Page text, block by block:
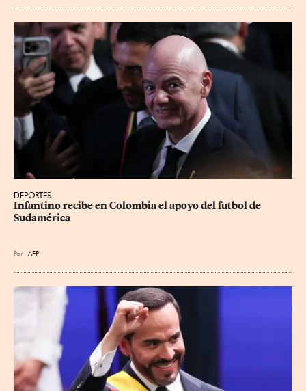
DEPORTES
Infantino recibe en Colombia el apoyo del futbol de
Sudamérica
Por AFP